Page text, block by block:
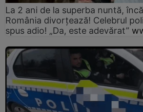
La 2 ani de la superba nuntă,
România divorțează! Celebrul
spus adio! „Da, este adevărat”